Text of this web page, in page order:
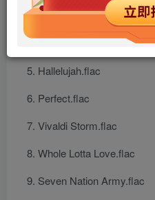
Pirates of the
Cadenza.flac
Hallelujah.flac
Perfect.flac
Vivaldi Storm.flac
Whole Lotta Love.flac
Seven Nation Army.flac